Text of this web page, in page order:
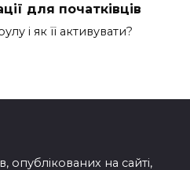
для початківців
і як її активувати?
опублікованих на сайті,